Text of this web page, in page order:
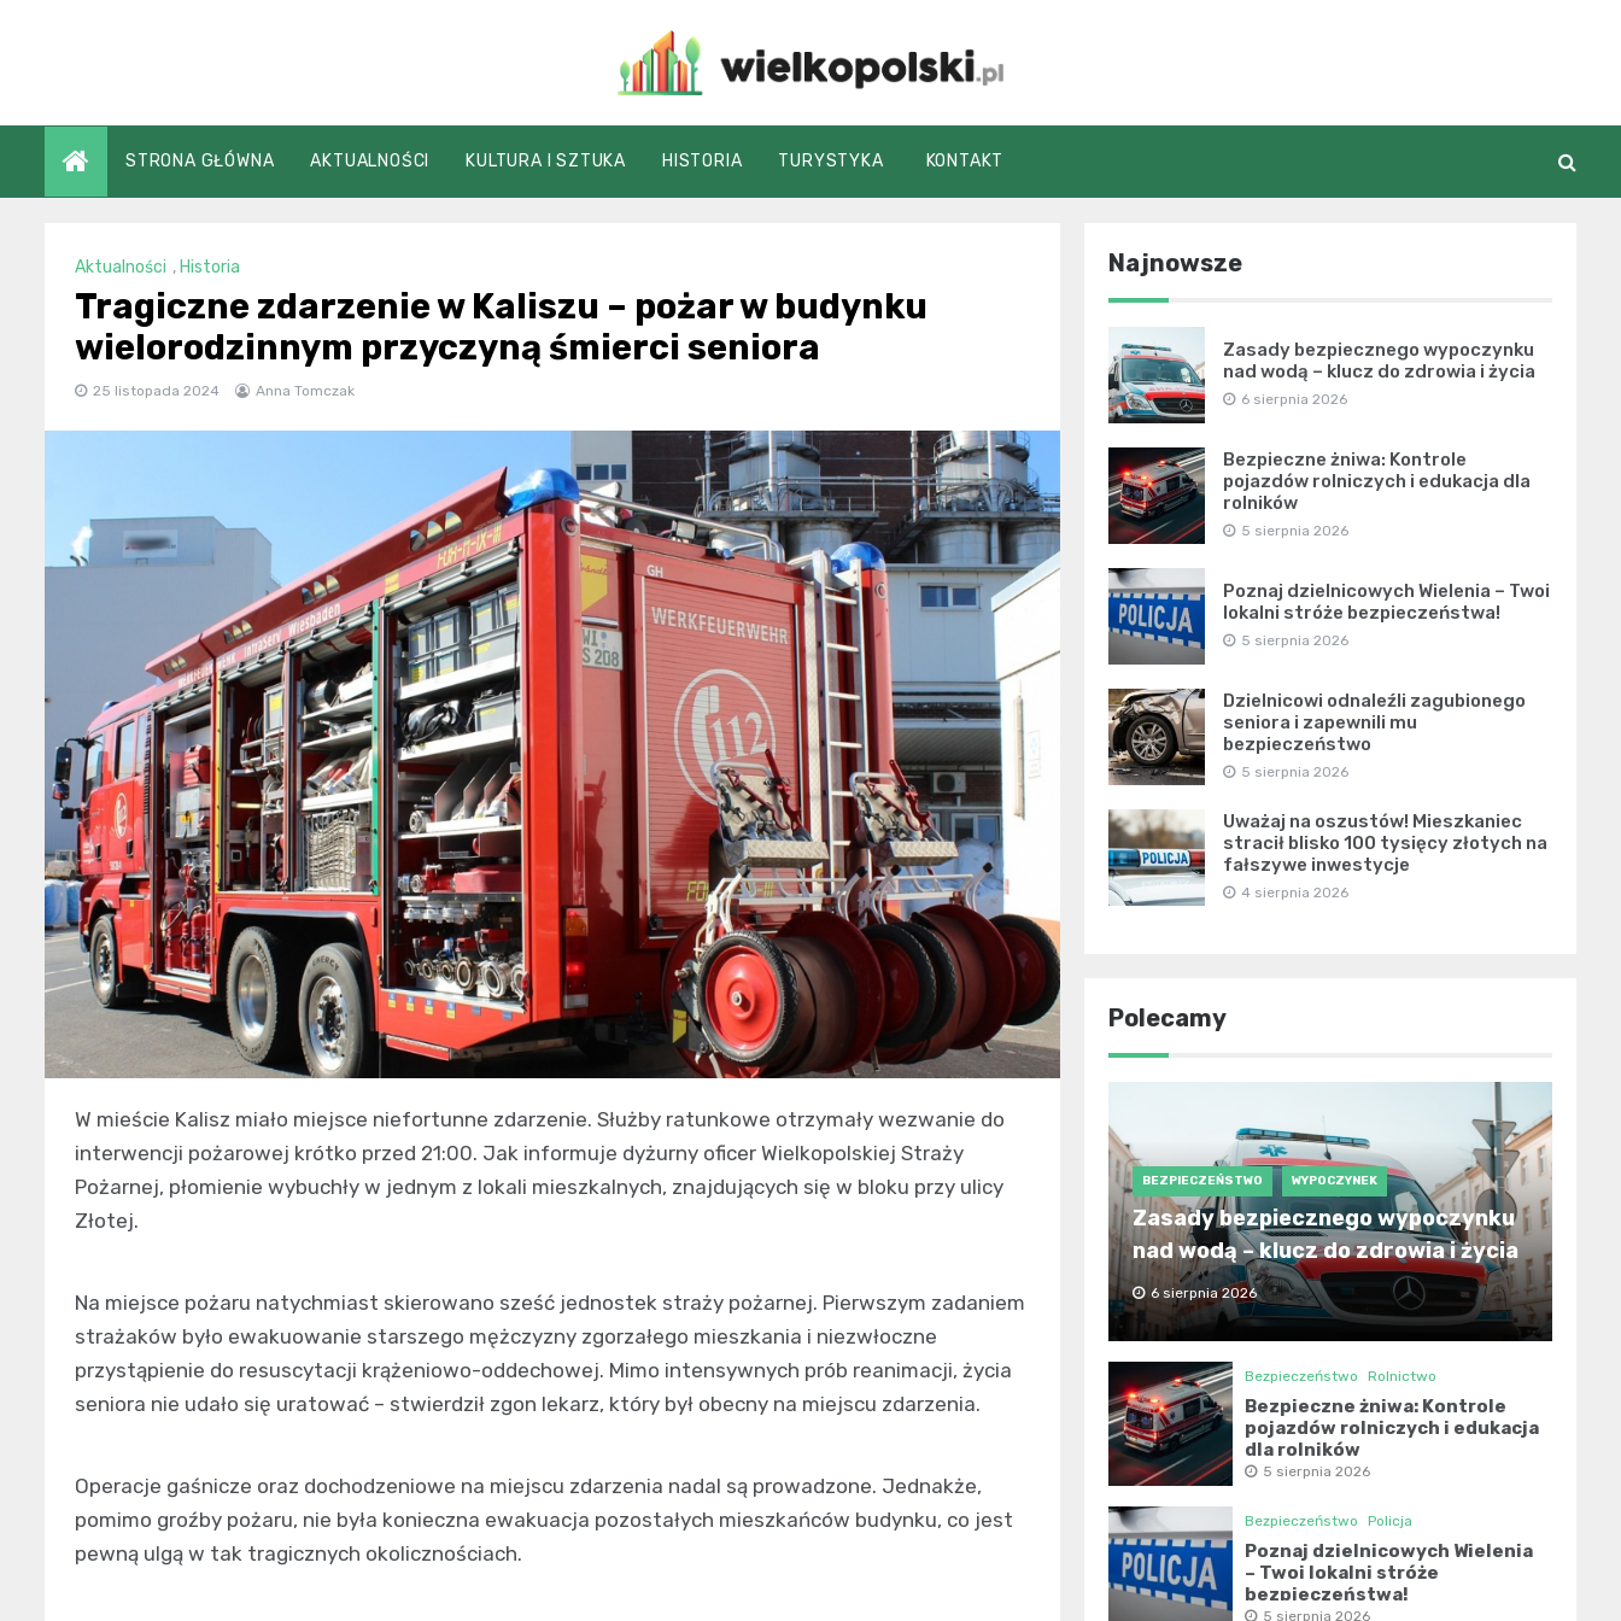
wielkopolski.pl
STRONA GŁÓWNA AKTUALNOŚCI KULTURA I SZTUKA HISTORIA TURYSTYKA KONTAKT
Aktualności , Historia
Tragiczne zdarzenie w Kaliszu – pożar w budynku
wielorodzinnym przyczyną śmierci seniora
25 listopada 2024 Anna Tomczak
W mieście Kalisz miało miejsce niefortunne zdarzenie. Służby ratunkowe otrzymały wezwanie do
interwencji pożarowej krótko przed 21:00. Jak informuje dyżurny oficer Wielkopolskiej Straży
Pożarnej, płomienie wybuchły w jednym z lokali mieszkalnych, znajdujących się w bloku przy ulicy
Złotej.
Na miejsce pożaru natychmiast skierowano sześć jednostek straży pożarnej. Pierwszym zadaniem
strażaków było ewakuowanie starszego mężczyzny zgorzałego mieszkania i niezwłoczne
przystąpienie do resuscytacji krążeniowo-oddechowej. Mimo intensywnych prób reanimacji, życia
seniora nie udało się uratować – stwierdził zgon lekarz, który był obecny na miejscu zdarzenia.
Operacje gaśnicze oraz dochodzeniowe na miejscu zdarzenia nadal są prowadzone. Jednakże,
pomimo groźby pożaru, nie była konieczna ewakuacja pozostałych mieszkańców budynku, co jest
pewną ulgą w tak tragicznych okolicznościach.
Najnowsze
Zasady bezpiecznego wypoczynku
nad wodą – klucz do zdrowia i życia
6 sierpnia 2026
Bezpieczne żniwa: Kontrole
pojazdów rolniczych i edukacja dla
rolników
5 sierpnia 2026
Poznaj dzielnicowych Wielenia – Twoi
lokalni stróże bezpieczeństwa!
5 sierpnia 2026
Dzielnicowi odnaleźli zagubionego
seniora i zapewnili mu
bezpieczeństwo
5 sierpnia 2026
Uważaj na oszustów! Mieszkaniec
stracił blisko 100 tysięcy złotych na
fałszywe inwestycje
4 sierpnia 2026
Polecamy
BEZPIECZEŃSTWO WYPOCZYNEK
Zasady bezpiecznego wypoczynku
nad wodą – klucz do zdrowia i życia
6 sierpnia 2026
Bezpieczeństwo Rolnictwo
Bezpieczne żniwa: Kontrole
pojazdów rolniczych i edukacja
dla rolników
5 sierpnia 2026
Bezpieczeństwo Policja
Poznaj dzielnicowych Wielenia
– Twoi lokalni stróże
bezpieczeństwa!
5 sierpnia 2026